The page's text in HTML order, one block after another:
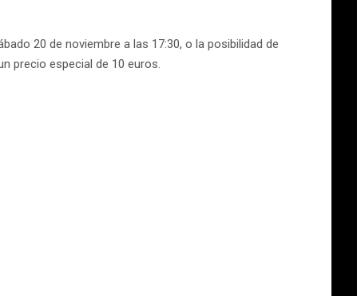
20 de noviembre a las 17:30, o la posibilidad de
precio especial de 10 euros.